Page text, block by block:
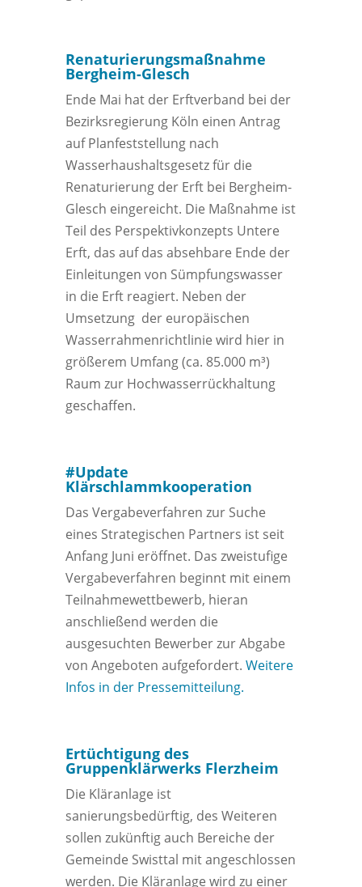
Renaturierungsmaßnahme
Bergheim-Glesch
Ende Mai hat der Erftverband bei der
Bezirksregierung Köln einen Antrag
auf Planfeststellung nach
Wasserhaushaltsgesetz für die
Renaturierung der Erft bei Bergheim-
Glesch eingereicht. Die Maßnahme ist
Teil des Perspektivkonzepts Untere
Erft, das auf das absehbare Ende der
Einleitungen von Sümpfungswasser
in die Erft reagiert. Neben der
Umsetzung der europäischen
Wasserrahmenrichtlinie wird hier in
größerem Umfang (ca. 85.000 m³)
Raum zur Hochwasserrückhaltung
geschaffen.
#Update
Klärschlammkooperation
Das Vergabeverfahren zur Suche
eines Strategischen Partners ist seit
Anfang Juni eröffnet. Das zweistufige
Vergabeverfahren beginnt mit einem
Teilnahmewettbewerb, hieran
anschließend werden die
ausgesuchten Bewerber zur Abgabe
von Angeboten aufgefordert. Weitere
Infos in der Pressemitteilung.
Ertüchtigung des
Gruppenklärwerks Flerzheim
Die Kläranlage ist
sanierungsbedürftig, des Weiteren
sollen zukünftig auch Bereiche der
Gemeinde Swisttal mit angeschlossen
werden. Die Kläranlage wird zu einer